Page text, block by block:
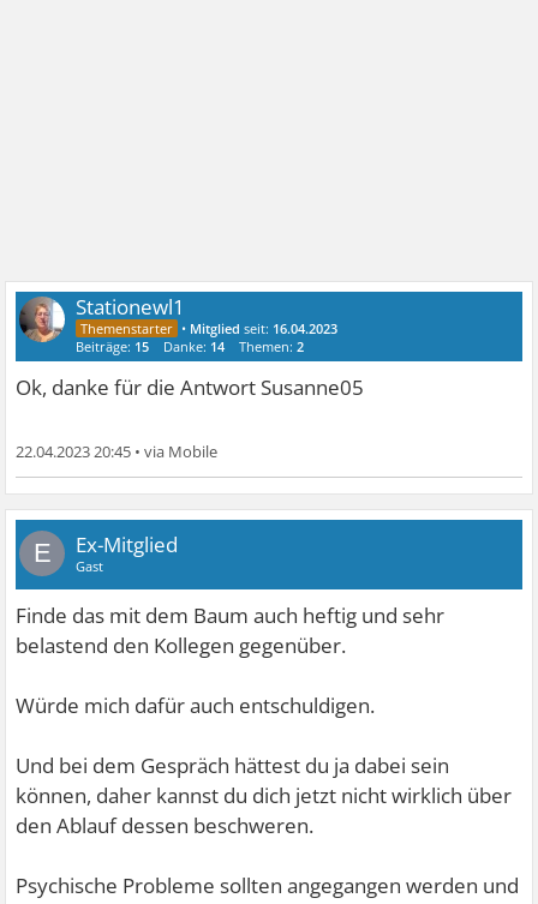
Stationewl1
• Mitglied seit: 16.04.2023
Beiträge: 15 Danke: 14 Themen:2
Ok, danke für die Antwort Susanne05
22.04.2023 20:45 •
E Ex-Mitglied
Gast
Finde das mit dem Baum auch heftig und sehr
belastend den Kollegen gegenüber.
Würde mich dafür auch entschuldigen.
Und bei dem Gespräch hättest du ja dabei sein
können, daher kannst du dich jetzt nicht wirklich über
den Ablauf dessen beschweren.
Psychische Probleme sollten angegangen werden und